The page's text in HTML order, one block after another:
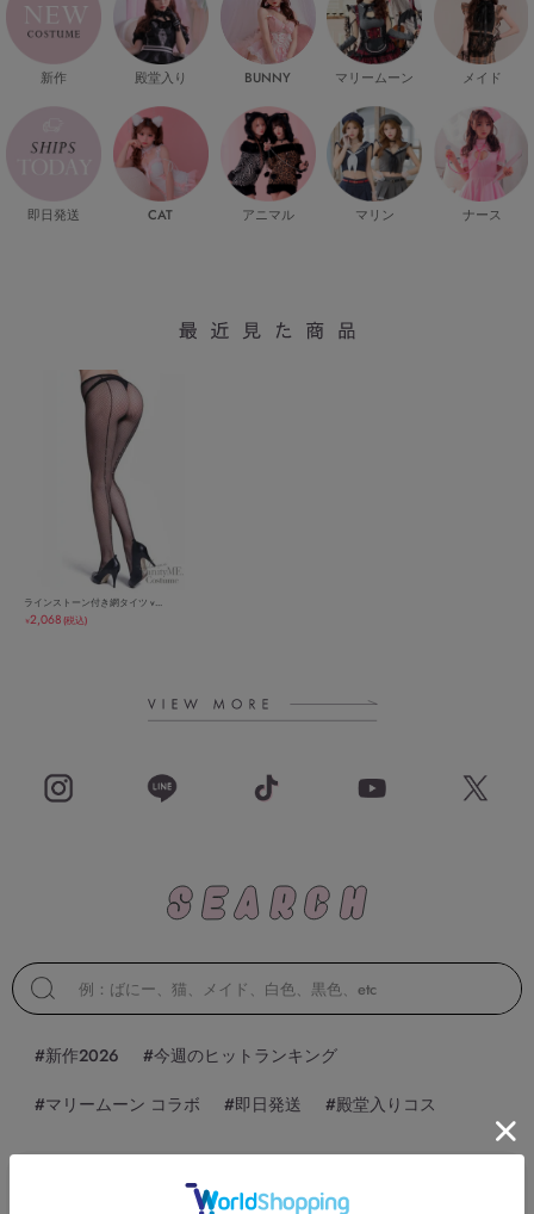
新作
即日発送
殿堂入り
CAT
BUNNY
アニマル
マリームーン
マリン
メイド
ナース
ラインストーン付き網タイツ v...
￥2,068(税込)
#新作2026 #今週のヒットランキング
#マリームーン コラボ #即日発送 #殿堂入りコス